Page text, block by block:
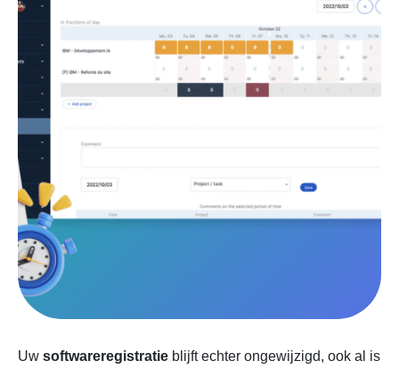
Hoe gebruik ik TMetric?
Fanurio
Wat zijn de functies van Fanurio?
En hoe zit het met Fanurio?
Fanurio?
Welke software moet je gebruiken?
Hoge nauwkeurigheid en precisie
De beste manier om je project te
optimaliseren
Welke functies zie ik in een
Werktijd invoeren en bijhouden
Uw softwareregistratie blijft echter ongewijzigd, ook al is